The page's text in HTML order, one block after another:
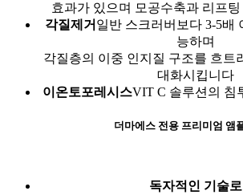
효과가 있으며 모공수축과 리프
각질제거 일반 스크러버보다 3-5배
능하며
각질층의 이중 인지질 구조를 흐트
대화시킵니다
이온토포레시스VIT C 솔루션의 침
더마에스 전용 프리미엄 앰
독자적인 기술로